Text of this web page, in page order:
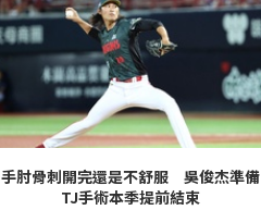
手肘骨刺開完還是不舒服 吳俊杰準備
TJ手術本季提前結束